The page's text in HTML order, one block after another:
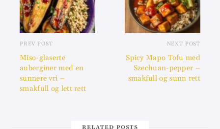
PREV POST
Miso-glaserte
auberginer med en
sunnere vri –
smakfull og lett rett
NEXT POST
Spicy Mapo Tofu med
Szechuan-pepper –
smakfull og sunn rett